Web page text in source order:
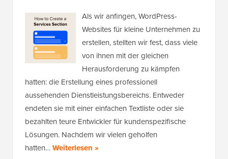
Als wir anfingen, WordPress-
Websites für kleine Unternehmen zu
erstellen, stellten wir fest, dass viele
von ihnen mit der gleichen
Herausforderung zu kämpfen
hatten: die Erstellung eines professionell
aussehenden Dienstleistungsbereichs. Entweder
endeten sie mit einer einfachen Textliste oder sie
bezahlten teure Entwickler für kundenspezifische
Lösungen. Nachdem wir vielen geholfen
hatten…Weiterlesen »